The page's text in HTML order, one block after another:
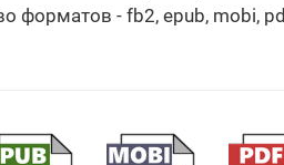
- fb2, epub, mobi,